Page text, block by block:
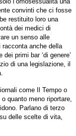
convinti che ci fosse
restituito loro una
dei medici di
un senso alle
anche della
primi bar ‘di genere’
di una legislazione, il
come Il Tempo o
quanto meno riportare,
Parlano di terzo
delle scelte di vita,